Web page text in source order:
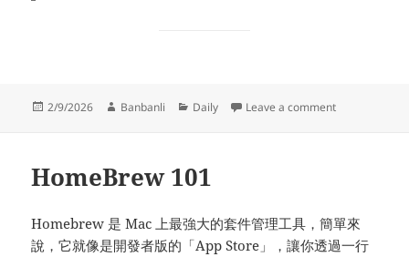
Posted
2/9/2026 Author
Banbanli Categories
Daily Leave a commenton 第一性原理
HomeBrew 101
Homebrew 是 Mac 上最強大的套件管理工具，簡單來
說，它就像是開發者版的「App Store」，讓你透過一行